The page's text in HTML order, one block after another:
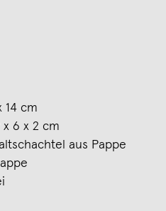
14 cm
6 x 2 cm
aus Pappe